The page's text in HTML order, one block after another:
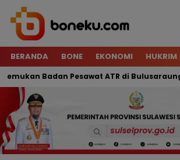
BERANDA BONE EKONOMI HUKRIM
Badan Pesawat ATR di Bulusaraung